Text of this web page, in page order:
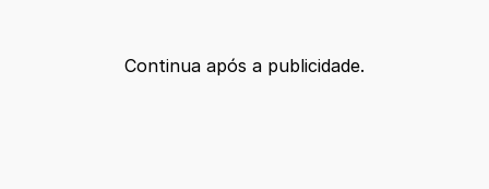
Continua após a publicidade.